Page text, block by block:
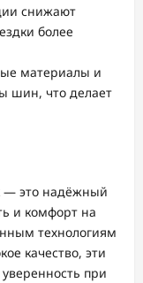
снижают
более
материалы и
шин, что делает
это надёжный
и комфорт на
технологиям
качество, эти
при